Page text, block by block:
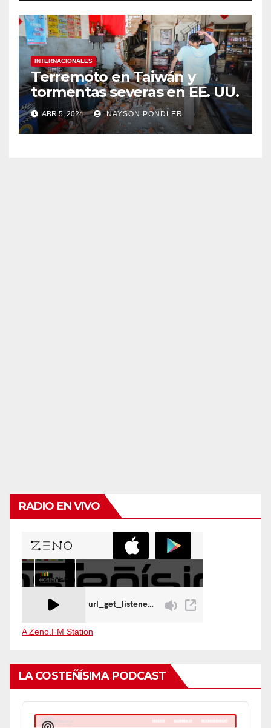
INTERNACIONALES
Terremoto en Taiwán y
tormentas severas en EE. UU.￼
ABR 5, 2024 NAYSON PONDLER
RADIO EN VIVO
A Zeno.FM Station
LA COSTEÑÍSIMA PODCAST
Audio
Player